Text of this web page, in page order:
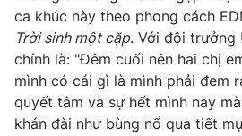
Giấy phép hoạt động báo in và báo
cấp ngày 29/12/2023
Tổng Biên tập:
Vũ Thanh Thủy
Phó Tổng Biên tập:
Nguyễn Thị Mỹ
Nguyễn Trọng Ninh
Tổng đài VTV:
024.38 355 931 -
ca khúc này theo phong cách
Trời sinh một cặp. Với đội trưởng
chính là: "Đêm cuối nên hai chị
mình có cái gì là mình phải đem
quyết tâm và sự hết mình này
khán đài như bùng nổ qua tiết